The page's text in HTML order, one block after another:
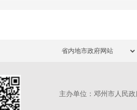
主办单位：邓州市人民